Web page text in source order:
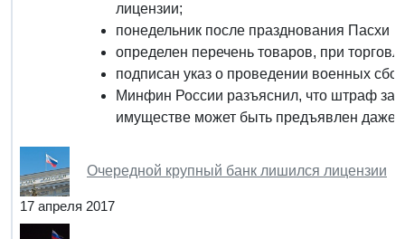
лицензии;
понедельник после празднования Пасхи
определен перечень товаров, при
подписан указ о проведении военных
Минфин России разъяснил, что штраф за
имуществе может быть предъявлен даже
Очередной крупный банк лишился лицензии
17 апреля 2017